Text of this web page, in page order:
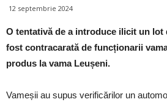
12 septembrie 2024
O tentativă de a introduce ilicit un lot
fost contracarată de funcționarii
produs la vama Leușeni.
Vameșii au supus verificărilor un